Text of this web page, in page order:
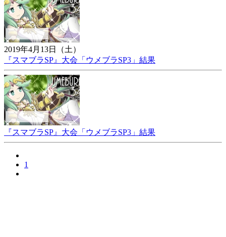
2019年4月13日（土）
『スマブラSP』大会「ウメブラSP3」結果
『スマブラSP』大会「ウメブラSP3」結果
1